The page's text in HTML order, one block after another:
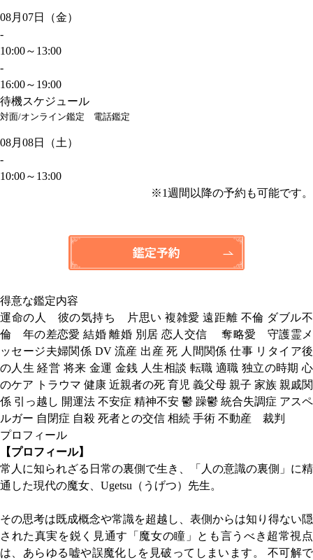
08月07日（金）
-
10:00～13:00
-
16:00～19:00
待機スケジュール
対面/オンライン鑑定 電話鑑定
08月08日（土）
-
10:00～13:00
※1週間以降の予約も可能です。
得意な鑑定内容
運命の人 彼の気持ち 片思い 複雑愛 遠距離 不倫 ダブル不
倫 年の差恋愛 結婚 離婚 別居 恋人交信 奪略愛 守護霊メ
ッセージ夫婦関係 DV 流産 出産 死 人間関係 仕事 リタイア後
の人生 経営 将来 金運 金銭 人生相談 転職 適職 独立の時期 心
のケア トラウマ 健康 近親者の死 育児 義父母 親子 家族 親戚関
係 引っ越し 開運法 不安症 精神不安 鬱 躁鬱 統合失調症 アスペ
ルガー 自閉症 自殺 死者との交信 相続 手術 不動産 裁判
プロフィール
【プロフィール】
常人に知られざる日常の裏側で生き、「人の意識の裏側」に精
通した現代の魔女、Ugetsu（うげつ）先生。
その思考は既成概念や常識を超越し、表側からは知り得ない隠
された真実を鋭く見通す「魔女の瞳」とも言うべき超常視点
は、あらゆる嘘や誤魔化しを見破ってしまいます。 不可解で